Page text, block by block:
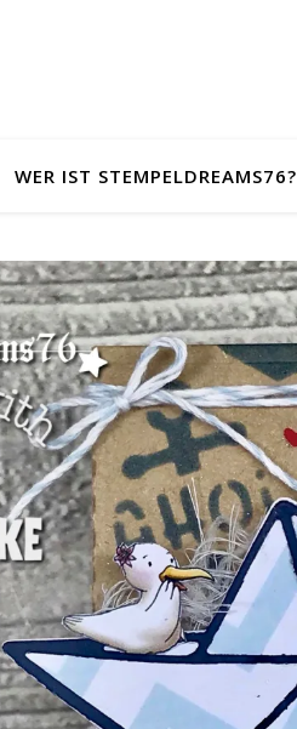
WER IST STEMPELDREAMS76?